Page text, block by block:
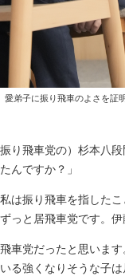
弟子に振り飛車のよさを証
り飛車党の）杉本八
んですか？」
は振り飛車を指した
っと居飛車党です。伊
車党だったと思いま
る強くなりそうな子